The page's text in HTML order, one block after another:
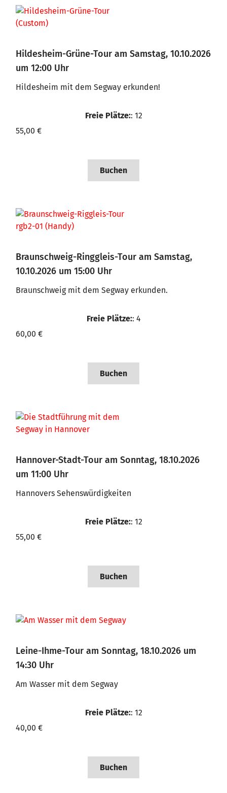
Hildesheim-Grüne-Tour am Samstag, 10.10.2026
um 12:00 Uhr
Hildesheim mit dem Segway erkunden!
Freie Plätze:: 12
55,00 €
Buchen
Braunschweig-Ringgleis-Tour am Samstag,
10.10.2026 um 15:00 Uhr
Braunschweig mit dem Segway erkunden.
Freie Plätze:: 4
60,00 €
Buchen
Hannover-Stadt-Tour am Sonntag, 18.10.2026
um 11:00 Uhr
Hannovers Sehenswürdigkeiten
Freie Plätze:: 12
55,00 €
Buchen
Leine-Ihme-Tour am Sonntag, 18.10.2026 um
14:30 Uhr
Am Wasser mit dem Segway
Freie Plätze:: 12
40,00 €
Buchen